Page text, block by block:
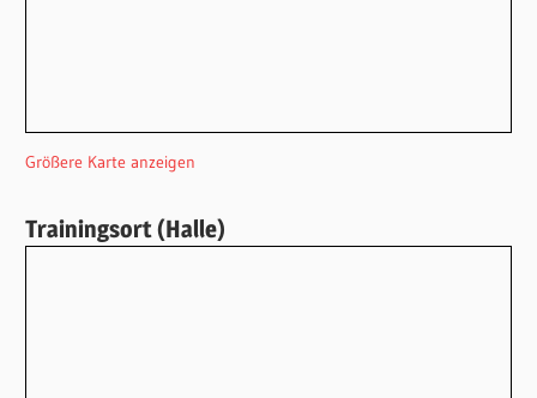
Größere Karte anzeigen
Trainingsort (Halle)